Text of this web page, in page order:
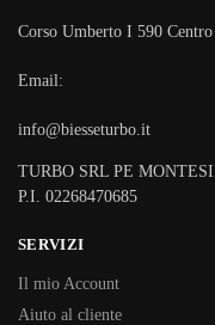
Corso Umberto I 590
Email:
info@biesseturbo.it
TURBO SRL PE
P.I. 02268470685
SERVIZI
Il mio Account
Aiuto al cliente